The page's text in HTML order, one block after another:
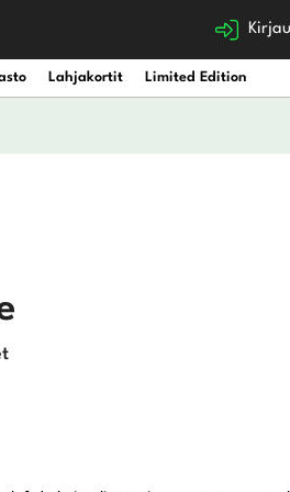
Lahjakortit Limited Edition